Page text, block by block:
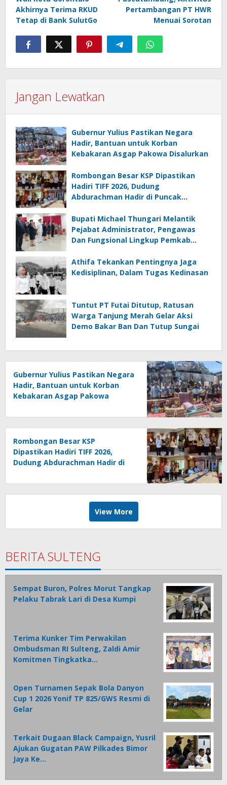
Akhirnya Terima RKUD
Tetap di Bank SulutGo
Pertambangan PT HWR
Menuai Sorotan
Jangan Lewatkan
Gubernur Yulius Pastikan Negara
Hadir, Bantuan untuk Korban
Kebakaran Asgap Pakowa Disalurkan
Rombongan Besar KSP Dipastikan
Hadiri TIFF 2026, Dudung
Abdurachman Hadir di Puncak
Bupati Michael Thungari Melantik
Pejabat Administrator, Pengawas
Dan Fungsional Lingkup Pemkab
Athifa Tekankan Pentingnya Jaga
Kedisiplinan, Dalam Tugas Kedinasan
Tuntut PT Futai Ditutup, Ratusan
Warga Tanjung Merah Gelar Aksi
Demo Bakar Ban Dan Tutup Sungai
Gubernur Yulius Pastikan Negara
Hadir, Bantuan untuk Korban
Kebakaran Asgap Pakowa
Rombongan Besar KSP
Dipastikan Hadiri TIFF 2026,
Dudung Abdurachman Hadir di
View More
BERITA SULTENG
Sempat Buron, Polres Morut Tangkap
Pelaku Tabrak Lari di Desa Kumpi
Terima Kunker Tim Perwakilan
Ombudsman RI Sulteng, Zaldi Amir
Komitmen Tingkatka…
Open Turnamen Sepak Bola Danyon
Cup 1 2026 Yonif TP 825/GWS Resmi di
Gelar
Terkait Dugaan Black Campaign, Yusril
Ajukan Gugatan PAW Pilkades Bimor
Jaya Ke…